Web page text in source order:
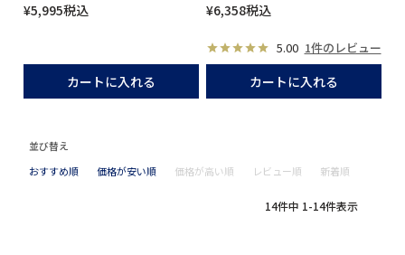
¥5,995税込
カートに入れる
¥6,358税込
5.00 1件のレビュー
カートに入れる
並び替え
おすすめ順
価格が安い順 価格が高い順 レビュー順 新着順
14件中 1-14件表示